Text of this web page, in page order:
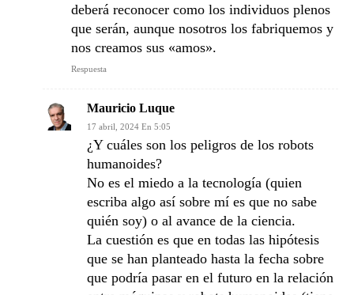
deberá reconocer como los individuos plenos
que serán, aunque nosotros los fabriquemos y
nos creamos sus «amos».
Respuesta
Mauricio Luque
17 abril, 2024 En 5:05
¿Y cuáles son los peligros de los robots
humanoides?
No es el miedo a la tecnología (quien
escriba algo así sobre mí es que no sabe
quién soy) o al avance de la ciencia.
La cuestión es que en todas las hipótesis
que se han planteado hasta la fecha sobre
que podría pasar en el futuro en la relación